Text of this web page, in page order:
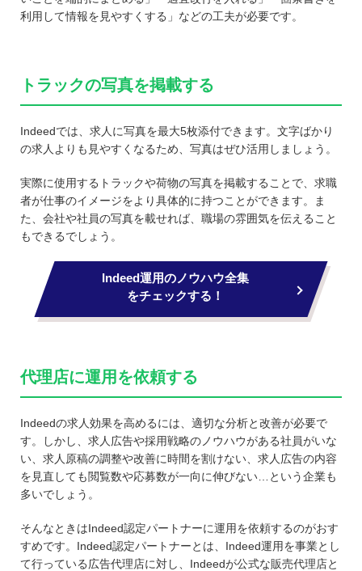
利用して情報を見やすくする」などの工夫が必要です。
トラックの写真を掲載する
Indeedでは、求人に写真を最大5枚添付できます。文字ばかり
の求人よりも見やすくなるため、写真はぜひ活用しましょう。
実際に使用するトラックや荷物の写真を掲載することで、求職
者が仕事のイメージをより具体的に持つことができます。ま
た、会社や社員の写真を載せれば、職場の雰囲気を伝えること
もできるでしょう。
Indeed運用のノウハウ全集
をチェックする！
代理店に運用を依頼する
Indeedの求人効果を高めるには、適切な分析と改善が必要で
す。しかし、求人広告や採用戦略のノウハウがある社員がいな
い、求人原稿の調整や改善に時間を割けない、求人広告の内容
を見直しても閲覧数や応募数が一向に伸びない…という企業も
多いでしょう。
そんなときはIndeed認定パートナーに運用を依頼するのがおす
すめです。Indeed認定パートナーとは、Indeed運用を事業とし
て行っている広告代理店に対し、Indeedが公式な販売代理店と